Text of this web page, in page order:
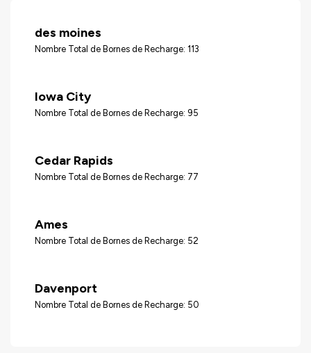
des moines
Nombre Total de Bornes de Recharge: 113
Iowa City
Nombre Total de Bornes de Recharge: 95
Cedar Rapids
Nombre Total de Bornes de Recharge: 77
Ames
Nombre Total de Bornes de Recharge: 52
Davenport
Nombre Total de Bornes de Recharge: 50